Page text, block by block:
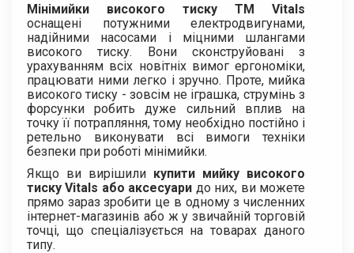
Мінімийки високого тиску ТМ Vitals
оснащені потужними електродвигунами,
надійними насосами і міцними шлангами
високого тиску. Вони сконструйовані з
урахуванням всіх новітніх вимог ергономіки,
працювати ними легко і зручно. Проте, мийка
високого тиску - зовсім не іграшка, струмінь з
форсунки робить дуже сильний вплив на
точку її потрапляння, тому необхідно постійно і
ретельно виконувати всі вимоги техніки
безпеки при роботі мінімийки.
Якщо ви вирішили купити мийку високого
тиску Vitals або аксесуари до них, ви можете
прямо зараз зробити це в одному з численних
інтернет-магазинів або ж у звичайній торговій
точці, що спеціалізується на товарах даного
типу.